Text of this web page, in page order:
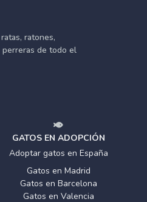
ratones,
perreras de todo el
GATOS EN ADOPCIÓN
Adoptar gatos en España
Gatos en Madrid
Gatos en Barcelona
Gatos en Valencia